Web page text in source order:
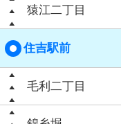
猿江二丁目
住吉駅前
毛利二丁目